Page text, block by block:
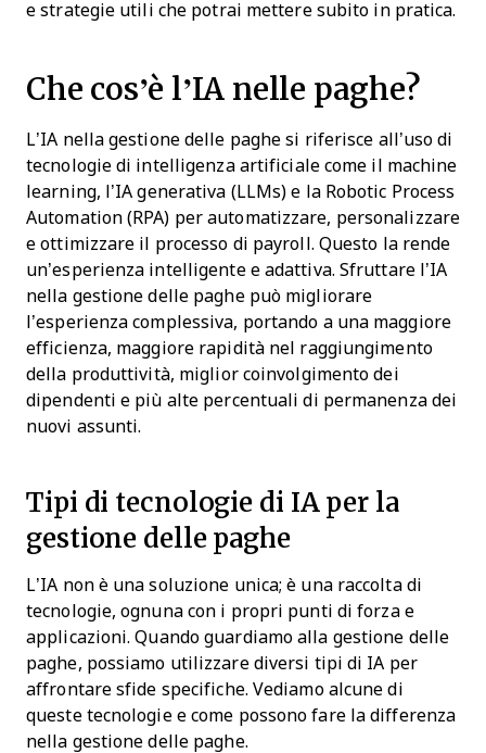
e strategie utili che potrai mettere subito in pratica.
Che cos’è l’IA nelle paghe?
L’IA nella gestione delle paghe si riferisce all’uso di
tecnologie di intelligenza artificiale come il machine
learning, l’IA generativa (LLMs) e la Robotic Process
Automation (RPA) per automatizzare, personalizzare
e ottimizzare il processo di payroll. Questo la rende
un’esperienza intelligente e adattiva. Sfruttare l’IA
nella gestione delle paghe può migliorare
l’esperienza complessiva, portando a una maggiore
efficienza, maggiore rapidità nel raggiungimento
della produttività, miglior coinvolgimento dei
dipendenti e più alte percentuali di permanenza dei
nuovi assunti.
Tipi di tecnologie di IA per la
gestione delle paghe
L’IA non è una soluzione unica; è una raccolta di
tecnologie, ognuna con i propri punti di forza e
applicazioni. Quando guardiamo alla gestione delle
paghe, possiamo utilizzare diversi tipi di IA per
affrontare sfide specifiche. Vediamo alcune di
queste tecnologie e come possono fare la differenza
nella gestione delle paghe.